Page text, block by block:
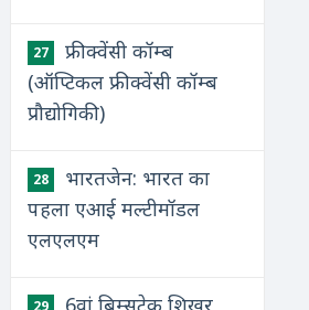
27
फ्रीक्वेंसी कॉम्ब
(ऑप्टिकल फ्रीक्वेंसी कॉम्ब
प्रौद्योगिकी)
28
भारतजेन: भारत का
पहला एआई मल्टीमॉडल
एलएलएम
6वां बिम्सटेक शिखर